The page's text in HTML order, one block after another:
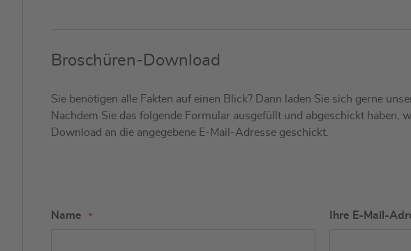
Broschüren-Download
Sie benötigen alle Fakten auf einen Blick? Dann laden Sie sich gerne
Nachdem Sie das folgende Formular ausgefüllt und abgeschickt haben,
Download an die angegebene E-Mail-Adresse geschickt.
Name Ihre E-Mail-